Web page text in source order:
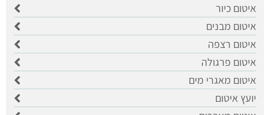
איטום כיור
איטום מבנים
איטום רצפה
איטום פרגולה
איטום מאגרי מים
יועץ איטום